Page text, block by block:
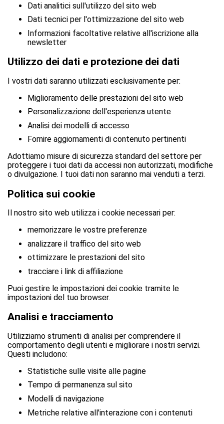
Dati analitici sull'utilizzo del sito web
Dati tecnici per l'ottimizzazione del sito web
Informazioni facoltative relative all'iscrizione alla
newsletter
Utilizzo dei dati e protezione dei dati
I vostri dati saranno utilizzati esclusivamente per:
Miglioramento delle prestazioni del sito web
Personalizzazione dell'esperienza utente
Analisi dei modelli di accesso
Fornire aggiornamenti di contenuto pertinenti
Adottiamo misure di sicurezza standard del settore per
proteggere i tuoi dati da accessi non autorizzati, modifiche
o divulgazione. I tuoi dati non saranno mai venduti a terzi.
Politica sui cookie
Il nostro sito web utilizza i cookie necessari per:
memorizzare le vostre preferenze
analizzare il traffico del sito web
ottimizzare le prestazioni del sito
tracciare i link di affiliazione
Puoi gestire le impostazioni dei cookie tramite le
impostazioni del tuo browser.
Analisi e tracciamento
Utilizziamo strumenti di analisi per comprendere il
comportamento degli utenti e migliorare i nostri servizi.
Questi includono:
Statistiche sulle visite alle pagine
Tempo di permanenza sul sito
Modelli di navigazione
Metriche relative all'interazione con i contenuti